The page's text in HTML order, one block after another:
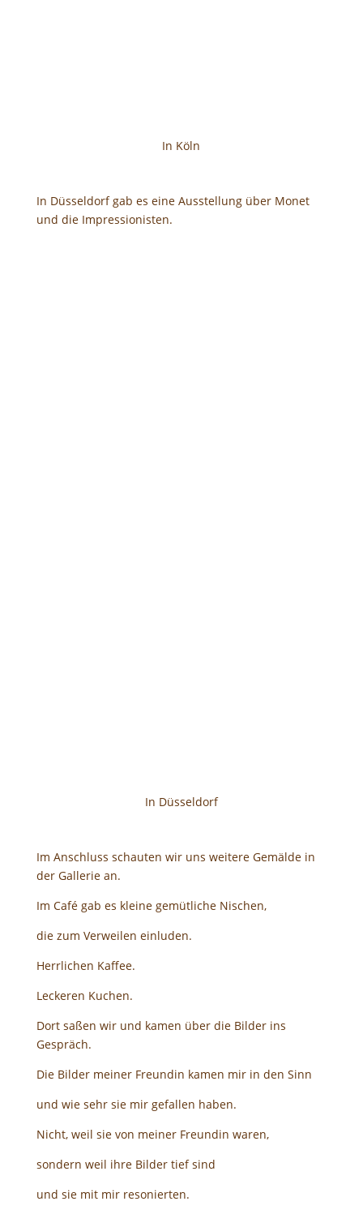
In Köln
In Düsseldorf gab es eine Ausstellung über Monet
und die Impressionisten.
In Düsseldorf
Im Anschluss schauten wir uns weitere Gemälde in
der Gallerie an.
Im Café gab es kleine gemütliche Nischen,
die zum Verweilen einluden.
Herrlichen Kaffee.
Leckeren Kuchen.
Dort saßen wir und kamen über die Bilder ins
Gespräch.
Die Bilder meiner Freundin kamen mir in den Sinn
und wie sehr sie mir gefallen haben.
Nicht, weil sie von meiner Freundin waren,
sondern weil ihre Bilder tief sind
und sie mit mir resonierten.